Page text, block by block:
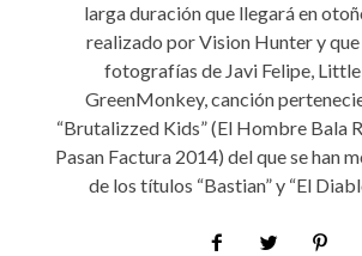
larga duración que llegará en
realizado por Vision Hunter y
fotografías de Javi Felipe,
GreenMonkey, canción
“Brutalizzed Kids” (El Hombre Bala
Pasan Factura 2014) del que se han
de los títulos “Bastian” y “El